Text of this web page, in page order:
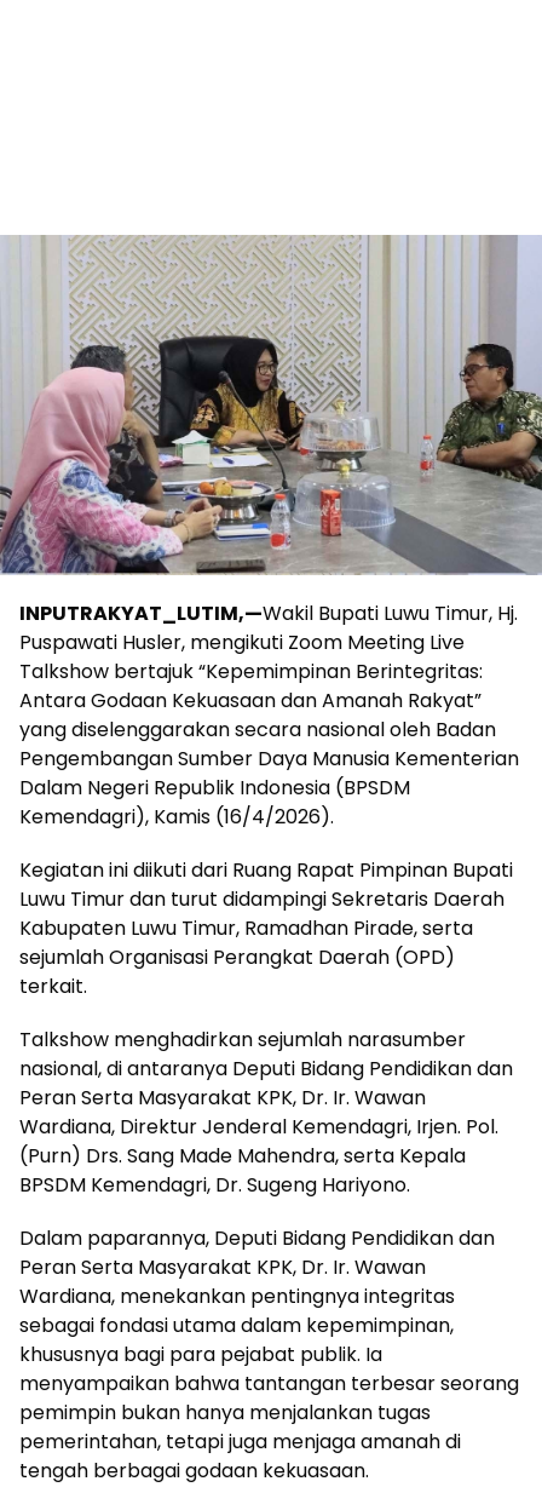
INPUTRAKYAT_LUTIM,—Wakil Bupati Luwu Timur, Hj.
Puspawati Husler, mengikuti Zoom Meeting Live
Talkshow bertajuk “Kepemimpinan Berintegritas:
Antara Godaan Kekuasaan dan Amanah Rakyat”
yang diselenggarakan secara nasional oleh Badan
Pengembangan Sumber Daya Manusia Kementerian
Dalam Negeri Republik Indonesia (BPSDM
Kemendagri), Kamis (16/4/2026).
Kegiatan ini diikuti dari Ruang Rapat Pimpinan Bupati
Luwu Timur dan turut didampingi Sekretaris Daerah
Kabupaten Luwu Timur, Ramadhan Pirade, serta
sejumlah Organisasi Perangkat Daerah (OPD)
terkait.
Talkshow menghadirkan sejumlah narasumber
nasional, di antaranya Deputi Bidang Pendidikan dan
Peran Serta Masyarakat KPK, Dr. Ir. Wawan
Wardiana, Direktur Jenderal Kemendagri, Irjen. Pol.
(Purn) Drs. Sang Made Mahendra, serta Kepala
BPSDM Kemendagri, Dr. Sugeng Hariyono.
Dalam paparannya, Deputi Bidang Pendidikan dan
Peran Serta Masyarakat KPK, Dr. Ir. Wawan
Wardiana, menekankan pentingnya integritas
sebagai fondasi utama dalam kepemimpinan,
khususnya bagi para pejabat publik. Ia
menyampaikan bahwa tantangan terbesar seorang
pemimpin bukan hanya menjalankan tugas
pemerintahan, tetapi juga menjaga amanah di
tengah berbagai godaan kekuasaan.